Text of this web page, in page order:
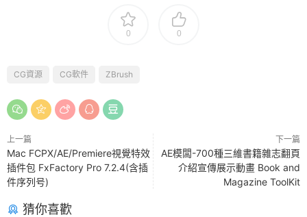
0 0
CG資源 CG軟件 ZBrush
上一篇
Mac FCPX/AE/Premiere視覺特效
插件包 FxFactory Pro 7.2.4(含插
件序列号)
下一篇
AE模闆-700種三維書籍雜志翻頁
介紹宣傳展示動畫 Book and
Magazine ToolKit
猜你喜歡